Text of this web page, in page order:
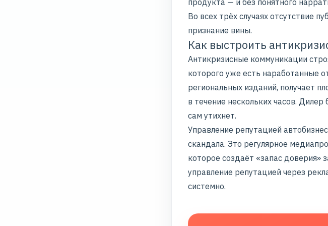
продукта — и без понятного
Во всех трёх случаях отсутствие
признание вины.
Как выстроить
Антикризисные коммуникации
которого уже есть наработанные
региональных изданий, получает
в течение нескольких часов.
сам утихнет.
Управление репутацией
скандала. Это регулярное
которое создаёт «запас доверия»
управление репутацией через
системно.